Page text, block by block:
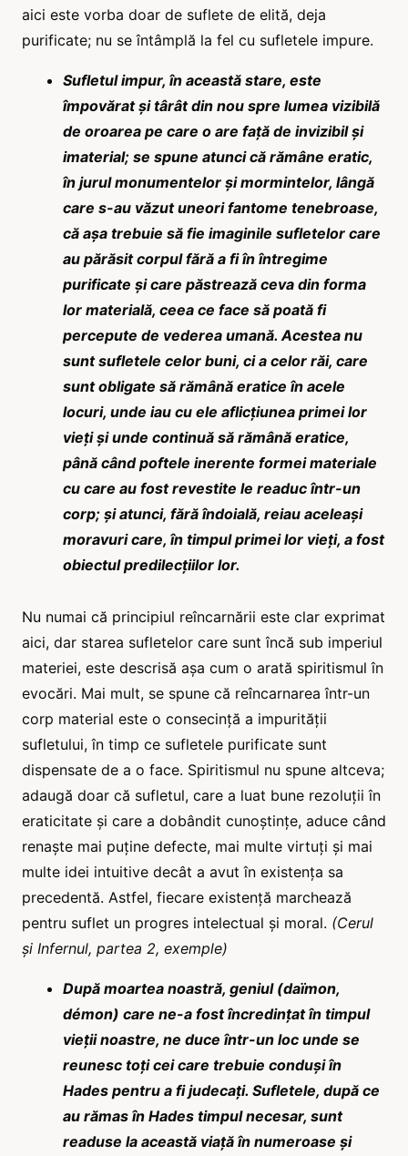
aici este vorba doar de suflete de elită, deja
purificate; nu se întâmplă la fel cu sufletele impure.
Sufletul impur, în această stare, este
împovărat și târât din nou spre lumea vizibilă
de oroarea pe care o are față de invizibil și
imaterial; se spune atunci că rămâne eratic,
în jurul monumentelor și mormintelor, lângă
care s-au văzut uneori fantome tenebroase,
că așa trebuie să fie imaginile sufletelor care
au părăsit corpul fără a fi în întregime
purificate și care păstrează ceva din forma
lor materială, ceea ce face să poată fi
percepute de vederea umană. Acestea nu
sunt sufletele celor buni, ci a celor răi, care
sunt obligate să rămână eratice în acele
locuri, unde iau cu ele aflicțiunea primei lor
vieți și unde continuă să rămână eratice,
până când poftele inerente formei materiale
cu care au fost revestite le readuc într-un
corp; și atunci, fără îndoială, reiau aceleași
moravuri care, în timpul primei lor vieți, a fost
obiectul predilecțiilor lor.
Nu numai că principiul reîncarnării este clar exprimat
aici, dar starea sufletelor care sunt încă sub imperiul
materiei, este descrisă așa cum o arată spiritismul în
evocări. Mai mult, se spune că reîncarnarea într-un
corp material este o consecință a impurității
sufletului, în timp ce sufletele purificate sunt
dispensate de a o face. Spiritismul nu spune altceva;
adaugă doar că sufletul, care a luat bune rezoluții în
eraticitate și care a dobândit cunoștințe, aduce când
renaște mai puține defecte, mai multe virtuți și mai
multe idei intuitive decât a avut în existența sa
precedentă. Astfel, fiecare existență marchează
pentru suflet un progres intelectual și moral. (Cerul
și Infernul, partea 2, exemple)
După moartea noastră, geniul (daïmon,
démon) care ne-a fost încredințat în timpul
vieții noastre, ne duce într-un loc unde se
reunesc toți cei care trebuie conduși în
Hades pentru a fi judecați. Sufletele, după ce
au rămas în Hades timpul necesar, sunt
readuse la această viață în numeroase și